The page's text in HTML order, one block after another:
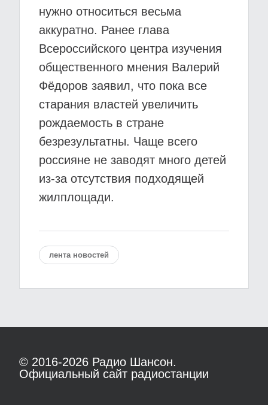
нужно относиться весьма
аккуратно. Ранее глава
Всероссийского центра изучения
общественного мнения Валерий
Фёдоров заявил, что пока все
старания властей увеличить
рождаемость в стране
безрезультатны. Чаще всего
россияне не заводят много детей
из-за отсутствия подходящей
жилплощади.
лента новостей
© 2016-2026 Радио Шансон.
Официальный сайт радиостанции